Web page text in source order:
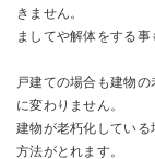
きません。
ましてや解体をする事
戸建ての場合も建物
に変わりません。
建物が老朽化してい
方法がとれます。